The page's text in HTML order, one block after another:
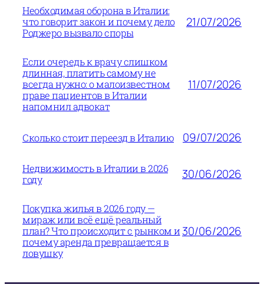
Необходимая оборона в Италии:
что говорит закон и почему дело
Роджеро вызвало споры
21/07/2026
Если очередь к врачу слишком
длинная, платить самому не
всегда нужно: о малоизвестном
праве пациентов в Италии
напомнил адвокат
11/07/2026
Сколько стоит переезд в Италию 09/07/2026
Недвижимость в Италии в 2026
году
30/06/2026
Покупка жилья в 2026 году —
мираж или всё ещё реальный
план? Что происходит с рынком и
почему аренда превращается в
ловушку
30/06/2026